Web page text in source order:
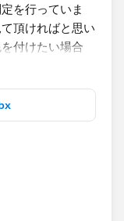
を行っていま
頂ければと思い
付けたい場合
になります。